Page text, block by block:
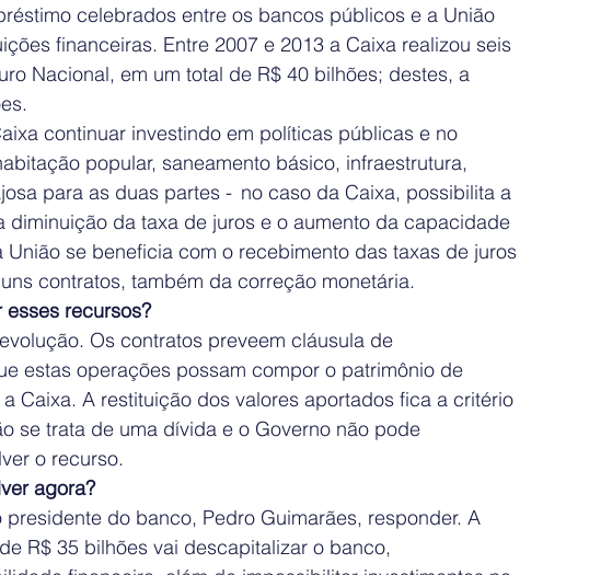
celebrados entre os bancos públicos e a União
financeiras. Entre 2007 e 2013 a Caixa realizou seis
Nacional, em um total de R$ 40 bilhões; destes, a
continuar investindo em políticas públicas e no
popular, saneamento básico, infraestrutura,
para as duas partes -  no caso da Caixa, possibilita a
da taxa de juros e o aumento da capacidade
se beneficia com o recebimento das taxas de juros
contratos, também da correção monetária.
recursos?
Os contratos preveem cláusula de
estas operações possam compor o patrimônio de
Caixa. A restituição dos valores aportados fica a critério
se trata de uma dívida e o Governo não pode
o recurso.
agora?
do banco, Pedro Guimarães, responder. A
R$ 35 bilhões vai descapitalizar o banco,